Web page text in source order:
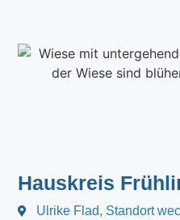
Hauskreis
Ulrike Flad, Standort